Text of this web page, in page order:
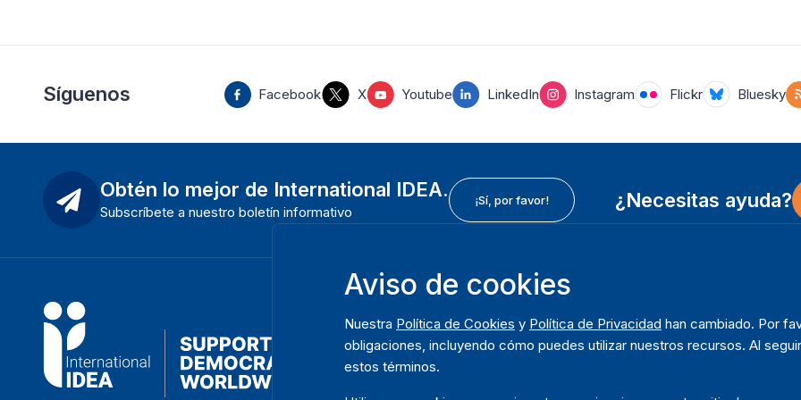
Síguenos Facebook X Youtube LinkedIn Instagram Flickr Bluesky
Obtén lo mejor de International IDEA.
Subscríbete a nuestro boletín informativo
¡Sí, por favor! ¿Necesitas ayuda?
Electoral (IDEA Internacional)
Dirección:
Strömsborgsbron 1
Aviso de cookies
Nuestra Política de Cookies y Política de Privacidad han cambiado. Por
obligaciones, incluyendo cómo puedes utilizar nuestros recursos. Al
estos términos.